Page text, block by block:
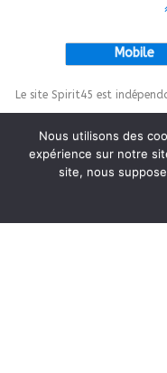
Mobile
Le site Spirit45 est
This site is
Nous utilisons des
expérience sur notre
site, nous